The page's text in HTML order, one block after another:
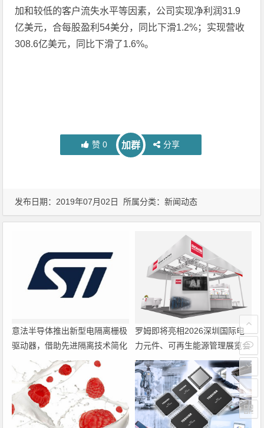
加和较低的客户流失水平等因素，公司实现净利润31.9
亿美元，合每股盈利54美分，同比下滑1.2%；实现营收
308.6亿美元，同比下滑了1.6%。
赞 0 加群 分享
发布日期：2019年07月02日 所属分类：新闻动态
意法半导体推出新型电隔离栅极
驱动器，借助先进隔离技术简化
电源设计
罗姆即将亮相2026深圳国际电
力元件、可再生能源管理展览会
暨研讨会